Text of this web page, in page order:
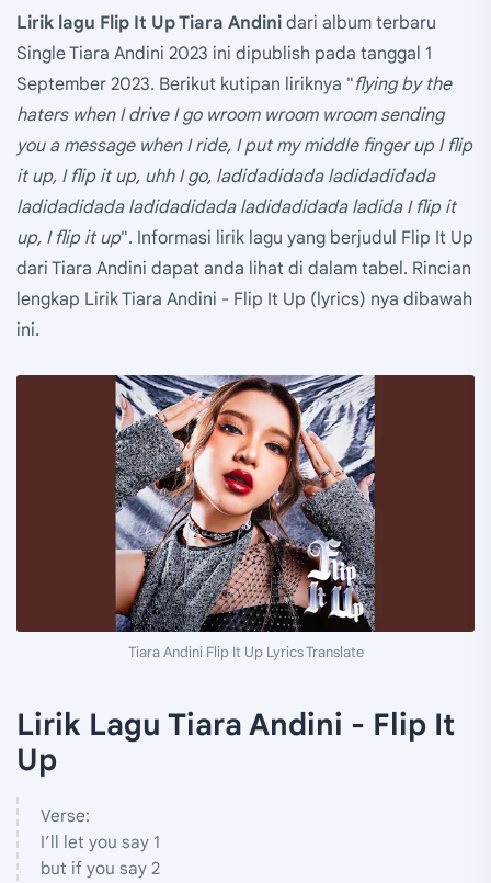
Lirik lagu Flip It Up Tiara Andini dari album terbaru
Single Tiara Andini 2023 ini dipublish pada tanggal 1
September 2023. Berikut kutipan liriknya "flying by the
haters when I drive I go wroom wroom wroom sending
you a message when I ride, I put my middle finger up I flip
it up, I flip it up, uhh I go, ladidadidada ladidadidada
ladidadidada ladidadidada ladidadidada ladida I flip it
up, I flip it up". Informasi lirik lagu yang berjudul Flip It Up
dari Tiara Andini dapat anda lihat di dalam tabel. Rincian
lengkap Lirik Tiara Andini - Flip It Up (lyrics) nya dibawah
ini.
Tiara Andini Flip It Up Lyrics Translate
Lirik Lagu Tiara Andini - Flip It
Up
Verse:
I’ll let you say 1
but if you say 2